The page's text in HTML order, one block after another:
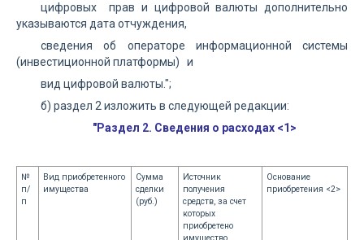
цифровых прав и цифровой валюты дополнительно
указываются дата отчуждения,
сведения об операторе информационной системы
(инвестиционной платформы) и
вид цифровой валюты.";
б) раздел 2 изложить в следующей редакции:
"Раздел 2. Сведения о расходах <1>
№
п/
п
Вид приобретенного
имущества
Сумма
сделки
(руб.)
Источник
получения
средств, за счет
которых
приобретено
Основание
приобретения <2>